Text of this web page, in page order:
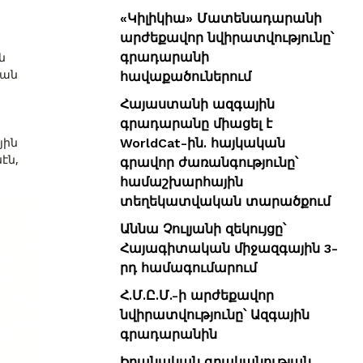
«Կիլիկիա» Մատենադարանի
արժեքավոր նվիրատվությունը՝
գրադարանի
հավաքածուներում
Հայաստանի ազգային
գրադարանը միացել է
WorldCat-ին. հայկական
գրավոր ժառանգությունը՝
համաշխարհային
տեղեկատվական տարածքում
Աննա Չուլյանի զեկույցը՝
Հայագիտական միջազգային 3-
րդ համագումարում
Հ.Մ.Ը.Մ.-ի արժեքավոր
նվիրատվությունը՝ Ազգային
գրադարանին